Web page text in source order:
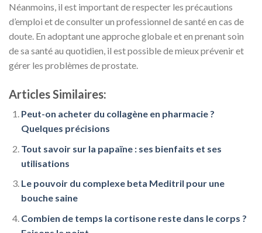
Néanmoins, il est important de respecter les précautions
d’emploi et de consulter un professionnel de santé en cas de
doute. En adoptant une approche globale et en prenant soin
de sa santé au quotidien, il est possible de mieux prévenir et
gérer les problèmes de prostate.
Articles Similaires:
Peut-on acheter du collagène en pharmacie ?
Quelques précisions
Tout savoir sur la papaïne : ses bienfaits et ses
utilisations
Le pouvoir du complexe beta Meditril pour une
bouche saine
Combien de temps la cortisone reste dans le corps ?